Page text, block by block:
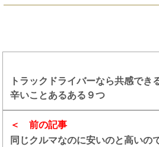
前の記事
同じクルマなのに安いのと高いの
トラックドライバーなら共感で
辛いことあるある９つ